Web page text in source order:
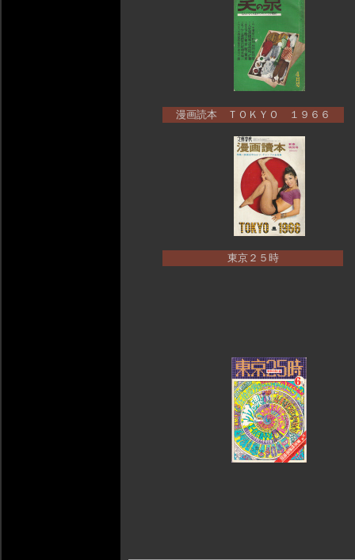
漫画読本 ＴＯＫＹＯ １９６６
東京２５時